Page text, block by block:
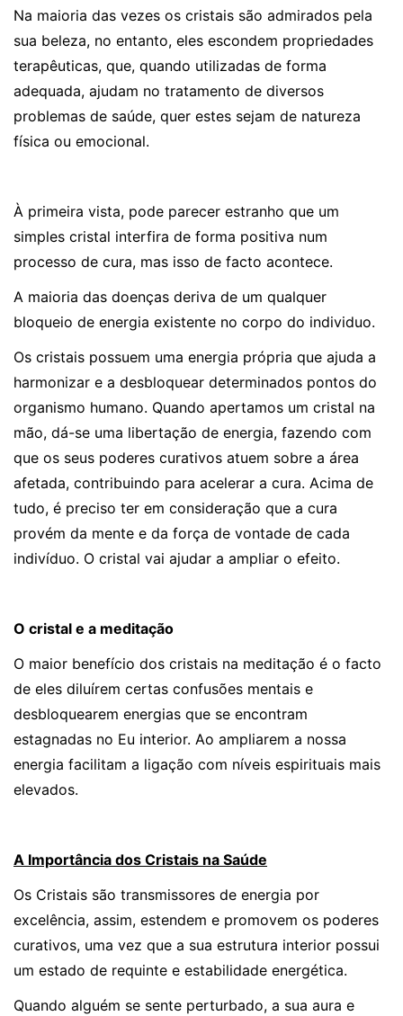
Na maioria das vezes os cristais são admirados pela
sua beleza, no entanto, eles escondem propriedades
terapêuticas, que, quando utilizadas de forma
adequada, ajudam no tratamento de diversos
problemas de saúde, quer estes sejam de natureza
física ou emocional.
À primeira vista, pode parecer estranho que um
simples cristal interfira de forma positiva num
processo de cura, mas isso de facto acontece.
A maioria das doenças deriva de um qualquer
bloqueio de energia existente no corpo do individuo.
Os cristais possuem uma energia própria que ajuda a
harmonizar e a desbloquear determinados pontos do
organismo humano. Quando apertamos um cristal na
mão, dá-se uma libertação de energia, fazendo com
que os seus poderes curativos atuem sobre a área
afetada, contribuindo para acelerar a cura. Acima de
tudo, é preciso ter em consideração que a cura
provém da mente e da força de vontade de cada
indivíduo. O cristal vai ajudar a ampliar o efeito.
O cristal e a meditação
O maior benefício dos cristais na meditação é o facto
de eles diluírem certas confusões mentais e
desbloquearem energias que se encontram
estagnadas no Eu interior. Ao ampliarem a nossa
energia facilitam a ligação com níveis espirituais mais
elevados.
A Importância dos Cristais na Saúde
Os Cristais são transmissores de energia por
excelência, assim, estendem e promovem os poderes
curativos, uma vez que a sua estrutura interior possui
um estado de requinte e estabilidade energética.
Quando alguém se sente perturbado, a sua aura e